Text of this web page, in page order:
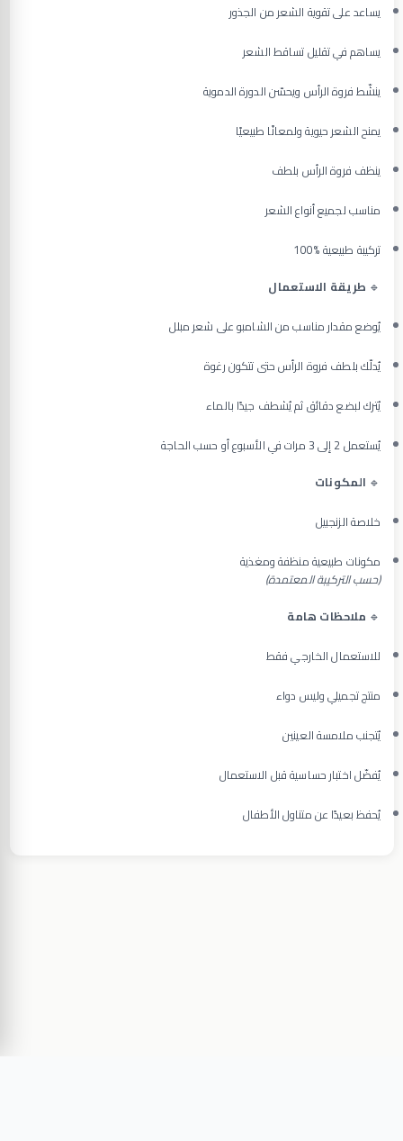
يساعد على تقوية الشعر من الجذور
يساهم في تقليل تساقط الشعر
ينشّط فروة الرأس ويحسّن الدورة الدموية
يمنح الشعر حيوية ولمعانًا طبيعيًا
ينظف فروة الرأس بلطف
مناسب لجميع أنواع الشعر
تركيبة طبيعية %100
🔹 طريقة الاستعمال
يُوضع مقدار مناسب من الشامبو على شعر مبلل
يُدلّك بلطف فروة الرأس حتى تتكون رغوة
يُترك لبضع دقائق ثم يُشطف جيدًا بالماء
يُستعمل 2 إلى 3 مرات في الأسبوع أو حسب الحاجة
🔹 المكونات
خلاصة الزنجبيل
مكونات طبيعية منظفة ومغذية
(حسب التركيبة المعتمدة)
🔹 ملاحظات هامة
للاستعمال الخارجي فقط
منتج تجميلي وليس دواء
يُتجنب ملامسة العينين
يُفضّل اختبار حساسية قبل الاستعمال
يُحفظ بعيدًا عن متناول الأطفال